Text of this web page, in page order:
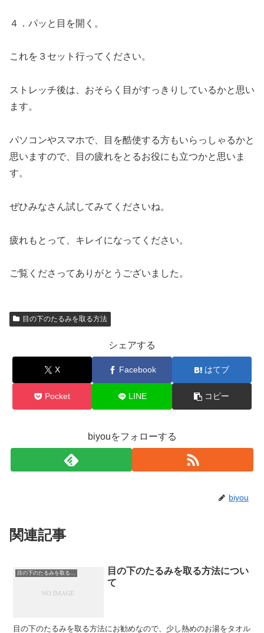
４．パッと目を開く。
これを３セット行ってください。
ストレッチ後は、おそらく目がすっきりしているかと思い
ます。
パソコンやスマホで、目を酷使する方もいらっしゃるかと
思いますので、目の疲れをとるお役にも立つかと思いま
す。
ぜひみなさん試してみてくださいね。
疲れもとって、キレイになってください。
ご覧くださってありがとうございました。
目の下のたるみを取る方法
シェアする
X Facebook はてブ
Pocket LINE コピー
biyouをフォローする
biyou
関連記事
目の下のたるみを取る方法につい
て
目の下のたるみを取る方法にお勧めなので、少し熱めのお湯をタオル